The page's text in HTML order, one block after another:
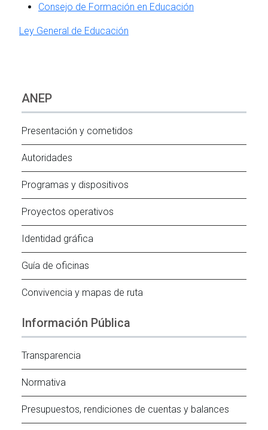
Consejo de Formación en Educación
Ley General de Educación
ANEP
Presentación y cometidos
Autoridades
Programas y dispositivos
Proyectos operativos
Identidad gráfica
Guía de oficinas
Convivencia y mapas de ruta
Información Pública
Transparencia
Normativa
Presupuestos, rendiciones de cuentas y balances